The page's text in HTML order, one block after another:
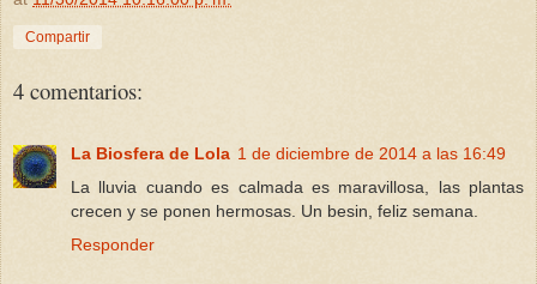
Compartir
4 comentarios:
La Biosfera de Lola 1 de diciembre de 2014 a las 16:49
La lluvia cuando es calmada es maravillosa, las plantas
crecen y se ponen hermosas. Un besin, feliz semana.
Responder